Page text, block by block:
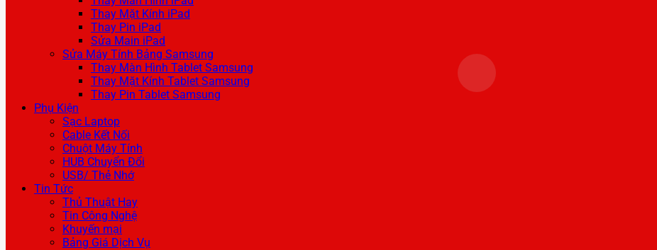
Thay Mặt Kính iPad
Thay Pin iPad
Sửa Main iPad
Sửa Máy Tính Bảng Samsung
Thay Màn Hình Tablet Samsung
Thay Mặt Kính Tablet Samsung
Thay Pin Tablet Samsung
Phụ Kiện
Sạc Laptop
Cable Kết Nối
Chuột Máy Tính
HUB Chuyển Đổi
USB/ Thẻ Nhớ
Tin Tức
Thủ Thuật Hay
Tin Công Nghệ
Khuyến mại
Bảng Giá Dịch Vụ